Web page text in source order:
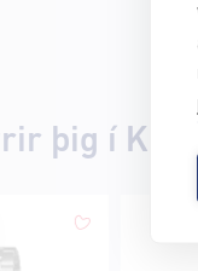
þig í